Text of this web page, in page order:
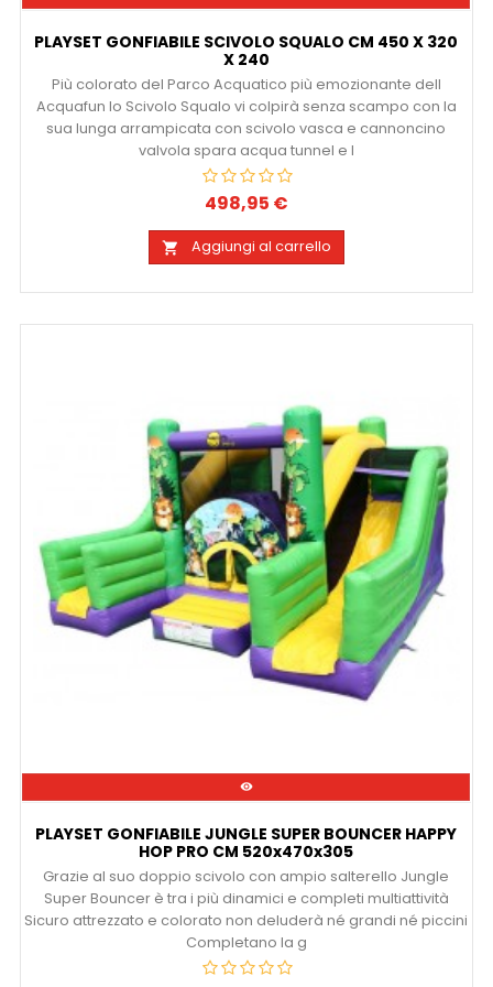
PLAYSET GONFIABILE SCIVOLO SQUALO CM 450 X 320
X 240
Più colorato del Parco Acquatico più emozionante dell
Acquafun lo Scivolo Squalo vi colpirà senza scampo con la
sua lunga arrampicata con scivolo vasca e cannoncino
valvola spara acqua tunnel e l
Prezzo
498,95 €
 Aggiungi al carrello

PLAYSET GONFIABILE JUNGLE SUPER BOUNCER HAPPY
HOP PRO CM 520x470x305
Grazie al suo doppio scivolo con ampio salterello Jungle
Super Bouncer è tra i più dinamici e completi multiattività
Sicuro attrezzato e colorato non deluderà né grandi né piccini
Completano la g